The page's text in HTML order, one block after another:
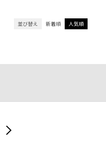
並び替え 新着順 人気順